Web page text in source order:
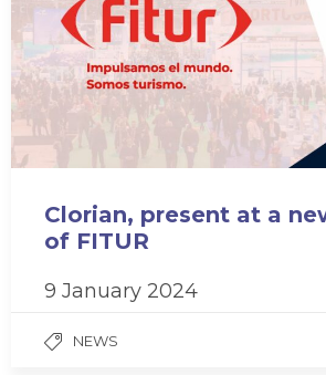
Clorian, present at a
of FITUR
9 January 2024
NEWS